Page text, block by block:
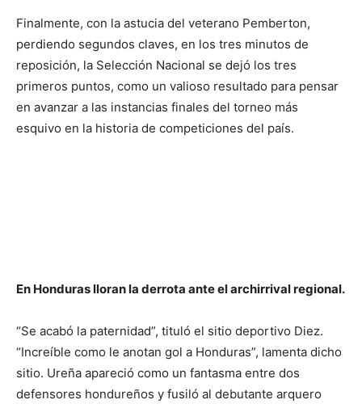
Finalmente, con la astucia del veterano Pemberton,
perdiendo segundos claves, en los tres minutos de
reposición, la Selección Nacional se dejó los tres
primeros puntos, como un valioso resultado para pensar
en avanzar a las instancias finales del torneo más
esquivo en la historia de competiciones del país.
En Honduras lloran la derrota ante el archirrival regional.
“Se acabó la paternidad”, tituló el sitio deportivo Diez.
“Increíble como le anotan gol a Honduras”, lamenta dicho
sitio. Ureña apareció como un fantasma entre dos
defensores hondureños y fusiló al debutante arquero